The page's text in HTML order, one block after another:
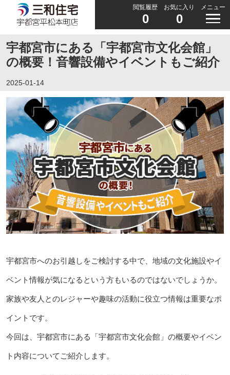
閲覧履歴
0
お気に入り
0
メニュー
宇都宮市にある「宇都宮市文化会館」
の概要！音響設備やイベントもご紹介
2025-01-14
宇都宮市へのお引越しをご検討する中で、地域の文化施設やイ
ベント情報が気になるという方もいるのではないでしょうか。
家族や友人とのレジャーや趣味の活動に役立つ情報は重要なポ
イントです。
今回は、宇都宮市にある「宇都宮市文化会館」の概要やイベン
ト内容についてご紹介します。